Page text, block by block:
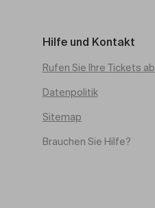
Hilfe und Kontakt
Rufen Sie Ihre Tickets ab
Datenpolitik
Sitemap
Brauchen Sie Hilfe?